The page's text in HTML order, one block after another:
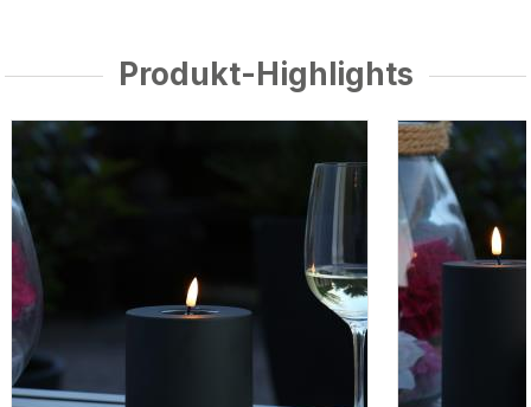
Produkt-Highlights